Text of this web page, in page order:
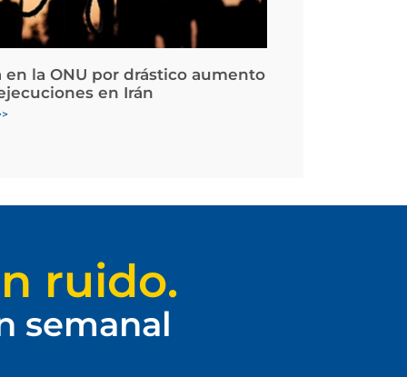
en la ONU por drástico aumento
en Irán
ruido.
semanal